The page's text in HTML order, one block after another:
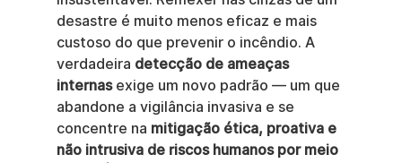
desastre é muito menos eficaz e mais
custoso do que prevenir o incêndio. A
verdadeira detecção de ameaças
internas exige um novo padrão — um que
abandone a vigilância invasiva e se
concentre na mitigação ética, proativa e
não intrusiva de riscos humanos por meio